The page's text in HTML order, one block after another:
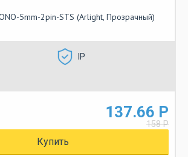
5mm-2pin-STS (Arlight, Прозрачный)
IP
137.66 Р
158 Р
Купить